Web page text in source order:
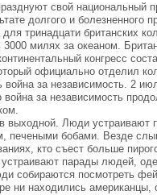
свой национальный
долгого и болезненного
тринадцати британских
милях за океаном.
конгресс
официально отделил
за независимость. 2
война за независимость
выходной. Люди устраивают
печеными бобами. Везде
кто съест больше
парады людей,
собираются посмотреть
ни находились американцы,